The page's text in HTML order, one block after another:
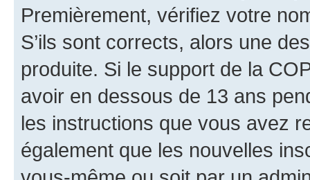
Premièrement, vérifiez votre
S’ils sont corrects, alors une
produite. Si le support de la
avoir en dessous de 13 ans
les instructions que vous avez
également que les nouvelles